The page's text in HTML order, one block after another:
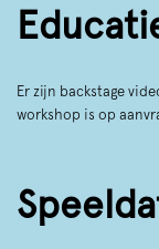
Er zijn backstage
workshop is op